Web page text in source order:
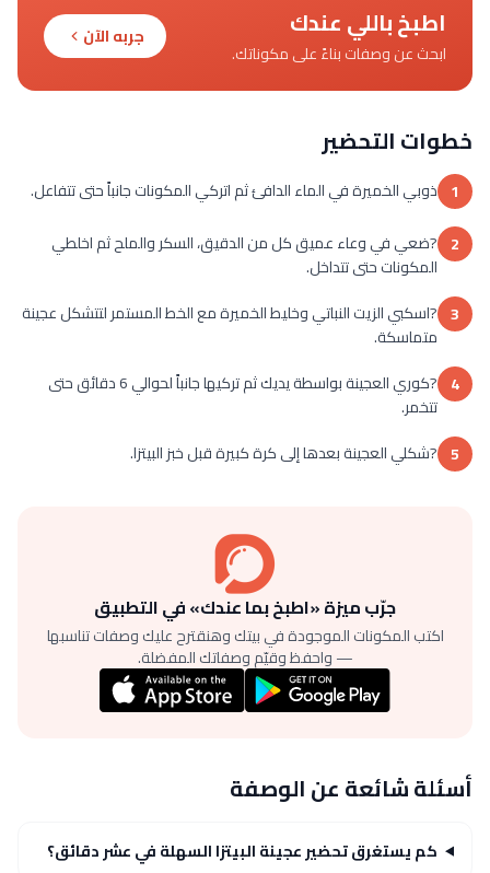
اطبخ باللي عندك
ابحث عن وصفات بناءً على مكوناتك.
جربه الآن
خطوات التحضير
1 ذوبي الخميرة في الماء الدافئ ثم اتركي المكونات جانباً حتى تتفاعل.
2 ?ضعي في وعاء عميق كل من الدقيق، السكر والملح ثم اخلطي
المكونات حتى تتداخل.
3 ?اسكبي الزيت النباتي وخليط الخميرة مع الخط المستمر لتتشكل عجينة
متماسكة.
4
?كوري العجينة بواسطة يديك ثم تركيها جانباً لحوالي 6 دقائق حتى
تتخمر.
5 ?شكلي العجينة بعدها إلى كرة كبيرة قبل خبز البيتزا.
جرّب ميزة «اطبخ بما عندك» في التطبيق
اكتب المكونات الموجودة في بيتك وهنقترح عليك وصفات تناسبها
— واحفظ وقيّم وصفاتك المفضلة.
أسئلة شائعة عن الوصفة
كم يستغرق تحضير عجينة البيتزا السهلة في عشر دقائق؟